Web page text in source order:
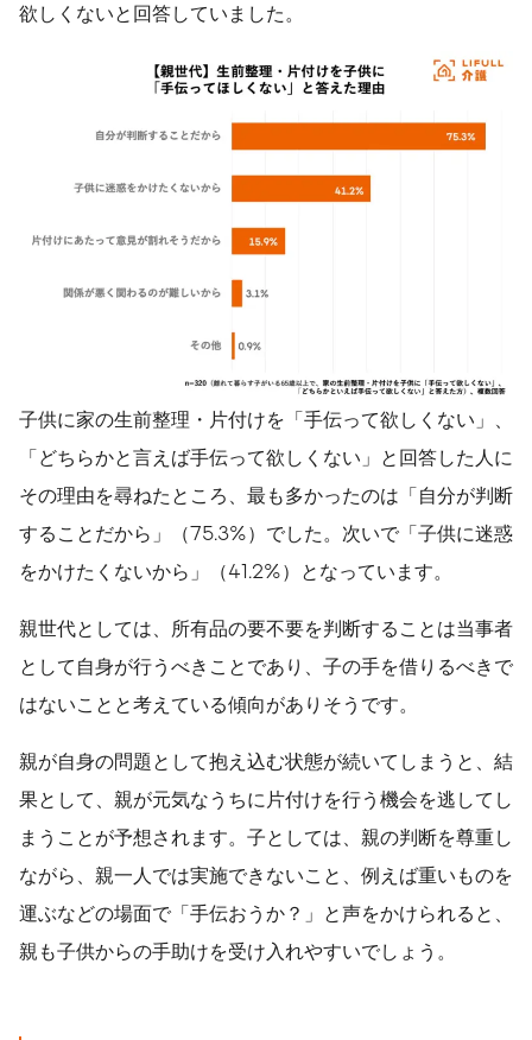
欲しくないと回答していました。
子供に家の生前整理・片付けを「手伝って欲しくない」、
「どちらかと言えば手伝って欲しくない」と回答した人に
その理由を尋ねたところ、最も多かったのは「自分が判断
することだから」（75.3%）でした。次いで「子供に迷惑
をかけたくないから」（41.2%）となっています。
親世代としては、所有品の要不要を判断することは当事者
として自身が行うべきことであり、子の手を借りるべきで
はないことと考えている傾向がありそうです。
親が自身の問題として抱え込む状態が続いてしまうと、結
果として、親が元気なうちに片付けを行う機会を逃してし
まうことが予想されます。子としては、親の判断を尊重し
ながら、親一人では実施できないこと、例えば重いものを
運ぶなどの場面で「手伝おうか？」と声をかけられると、
親も子供からの手助けを受け入れやすいでしょう。